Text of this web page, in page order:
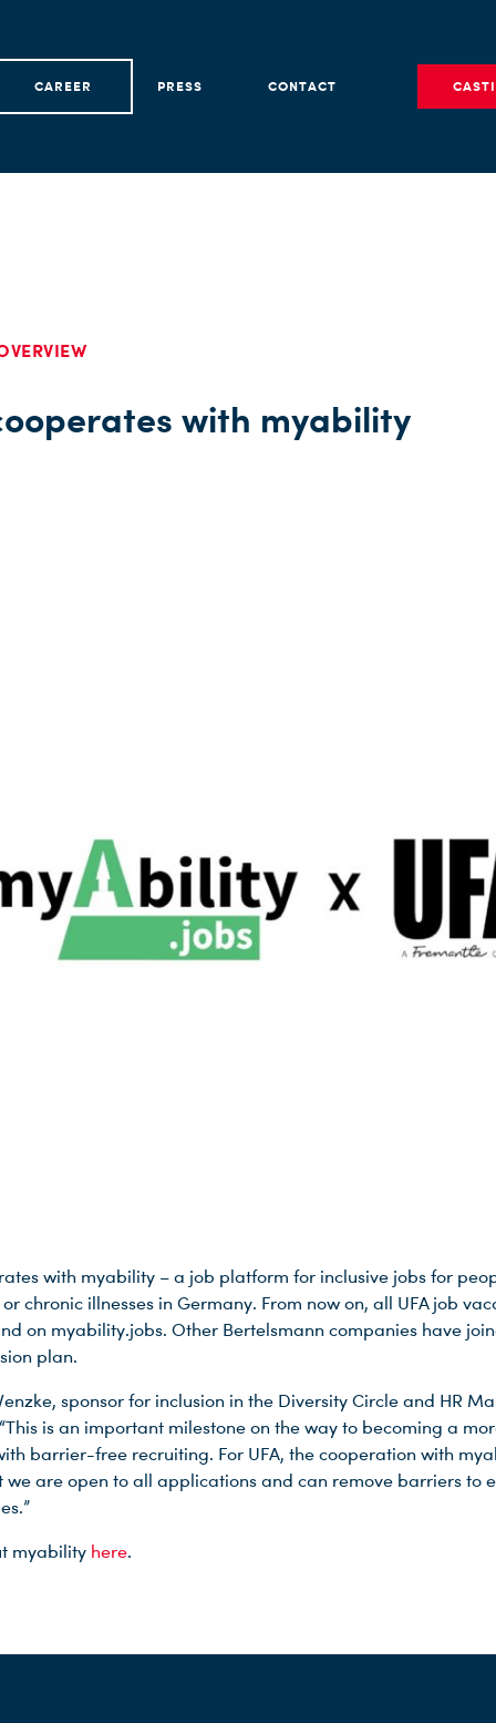
CAREER PRESS CONTACT
with myability
with myability – a job platform for inclusive jobs for
chronic illnesses in Germany. From now on, all UFA job
on myability.jobs. Other Bertelsmann companies have
plan.
sponsor for inclusion in the Diversity Circle and HR
is an important milestone on the way to becoming a
barrier-free recruiting. For UFA, the cooperation with
we are open to all applications and can remove barriers to
myability here.